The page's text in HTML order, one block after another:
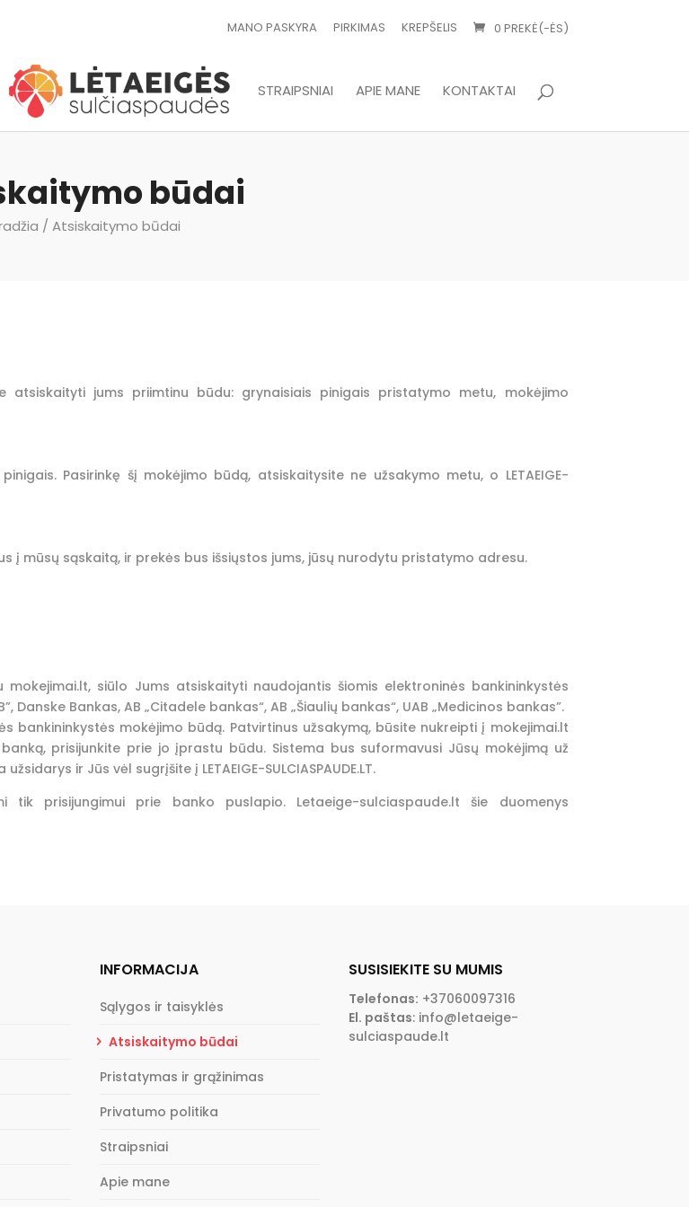
MANO PASKYRA PIRKIMAS KREPŠELIS 0 PREKĖ(-ĖS)
STRAIPSNIAI APIE MANE KONTAKTAI
būdai
/ Atsiskaitymo būdai
atsiskaityti jums priimtinu būdu: grynaisiais pinigais pristatymo metu, mokėjimo
Pasirinkę šį mokėjimo būdą, atsiskaitysite ne užsakymo metu, o LETAEIGE-
į mūsų sąskaitą, ir prekės bus išsiųstos jums, jūsų nurodytu pristatymo adresu.
siūlo Jums atsiskaityti naudojantis šiomis elektroninės bankininkystės
Danske Bankas, AB „Citadele bankas“, AB „Šiaulių bankas“, UAB „Medicinos bankas”.
bankininkystės mokėjimo būdą. Patvirtinus užsakymą, būsite nukreipti į mokejimai.lt
prisijunkite prie jo įprastu būdu. Sistema bus suformavusi Jūsų mokėjimą už
ir Jūs vėl sugrįšite į LETAEIGE-SULCIASPAUDE.LT.
tik prisijungimui prie banko puslapio. Letaeige-sulciaspaude.lt šie duomenys
INFORMACIJA
Sąlygos ir taisyklės
Atsiskaitymo būdai
Pristatymas ir grąžinimas
Privatumo politika
Straipsniai
Apie mane
SUSISIEKITE SU MUMIS
Telefonas: +37060097316
El. paštas: info@letaeige-
sulciaspaude.lt